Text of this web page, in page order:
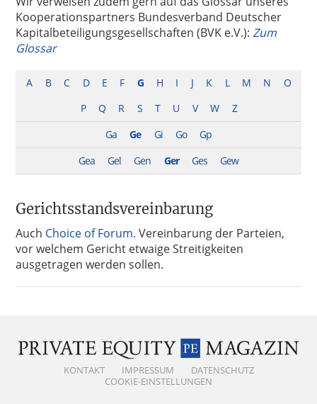
Tax
Kooperationspartners Bundesverband Deutscher
Kapitalbeteiligungsgesellschaften (BVK e.V.):Zum
Glossar
A B C D E F G H I J K L M N
O
P
Q R S T U V W
Z
Ga
Ge Gi Go
Gp
Gea
Gel Gen Ger Ges Gew
Gerichtsstandsvereinbarung
Auch Choice of Forum. Vereinbarung der Parteien,
vor welchem Gericht etwaige Streitigkeiten
ausgetragen werden sollen.
KONTAKT IMPRESSUM
DATENSCHUTZ
COOKIE-EINSTELLUNGEN